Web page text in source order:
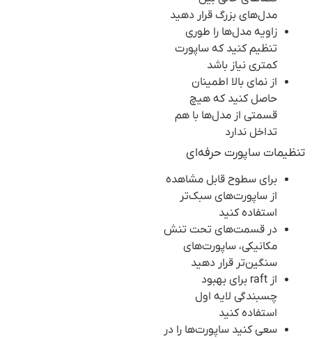
مدل‌های بزرگ قرار دهید
زاویه مدل‌ها را طوری
تنظیم کنید که ساپورت
کمتری نیاز باشد
از نمای بالا اطمینان
حاصل کنید که هیچ
قسمتی از مدل‌ها با هم
تداخل ندارد
تنظیمات ساپورت حرفه‌ای
برای سطوح قابل مشاهده
از ساپورت‌های سبک‌تر
استفاده کنید
در قسمت‌های تحت تنش
مکانیکی، ساپورت‌های
سنگین‌تر قرار دهید
از raft برای بهبود
چسبندگی لایه اول
استفاده کنید
سعی کنید ساپورت‌ها را در